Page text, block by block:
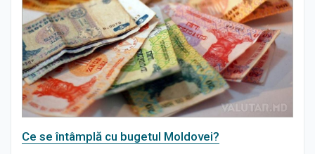
Ce se întâmplă cu bugetul Moldovei?